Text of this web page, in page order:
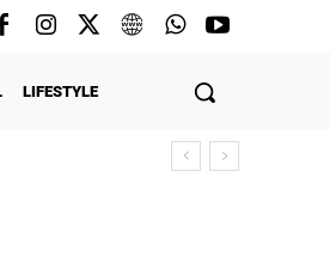
LIFESTYLE